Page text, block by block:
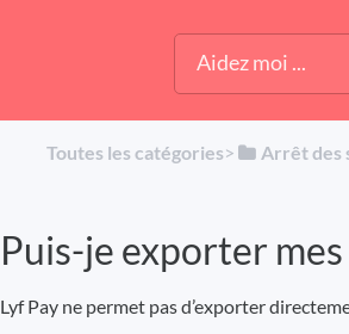
Toutes les catégories​>​ ​Arrêt des
Puis-je exporter
Lyf Pay ne permet pas d’exporter